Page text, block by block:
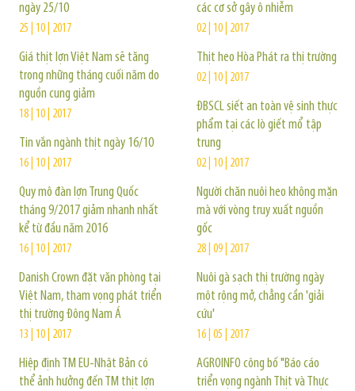
ngày 25/10
25 | 10 | 2017
Giá thịt lợn Việt Nam sẽ tăng
trong những tháng cuối năm do
nguồn cung giảm
18 | 10 | 2017
Tin vắn ngành thịt ngày 16/10
16 | 10 | 2017
Quy mô đàn lợn Trung Quốc
tháng 9/2017 giảm nhanh nhất
kể từ đầu năm 2016
16 | 10 | 2017
Danish Crown đặt văn phòng tại
Việt Nam, tham vọng phát triển
thị trường Đông Nam Á
13 | 10 | 2017
Hiệp định TM EU-Nhật Bản có
thể ảnh hưởng đến TM thịt lợn
các cơ sở gây ô nhiễm
02 | 10 | 2017
Thịt heo Hòa Phát ra thị trường
02 | 10 | 2017
ĐBSCL siết an toàn vệ sinh thực
phẩm tại các lò giết mổ tập
trung
02 | 10 | 2017
Người chăn nuôi heo không mặn
mà với vòng truy xuất nguồn
gốc
28 | 09 | 2017
Nuôi gà sạch thị trường ngày
một rộng mở, chẳng cần 'giải
cứu'
16 | 05 | 2017
AGROINFO công bố "Báo cáo
triển vọng ngành Thịt và Thực